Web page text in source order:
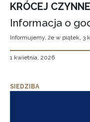
KRÓCEJ
Informacja o
Informujemy, że w piątek, 3
1 kwietnia, 2026
SIEDZIBA